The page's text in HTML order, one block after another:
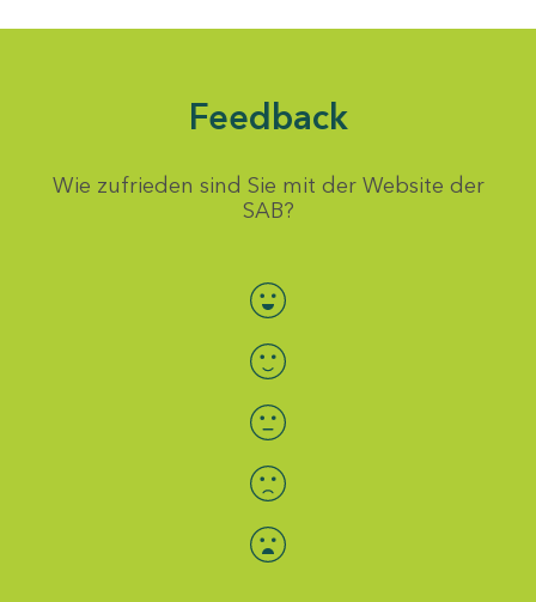
Feedback
Wie zufrieden sind Sie mit der Website der
SAB?
Bewertung auswählen